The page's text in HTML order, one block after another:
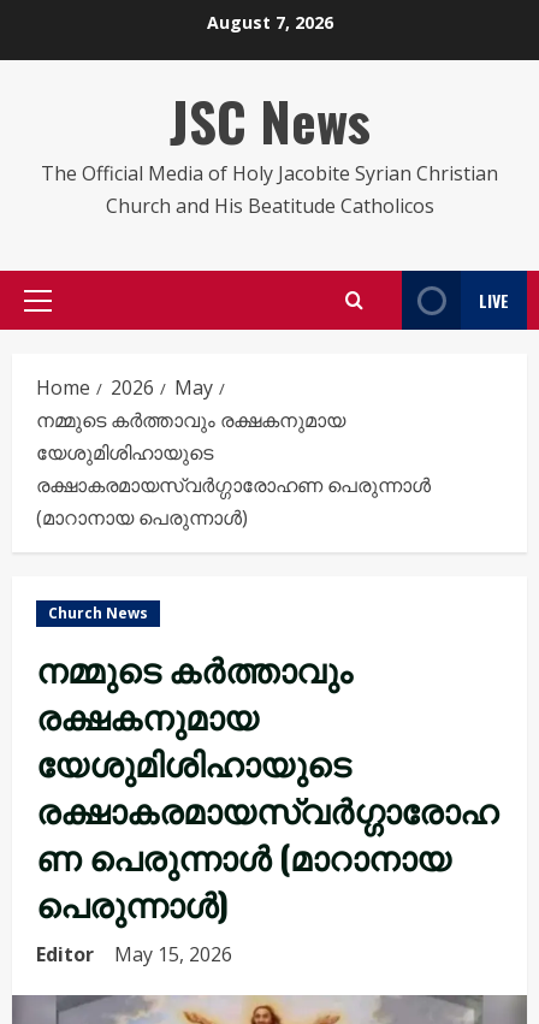
August 7, 2026
JSC News
The Official Media of Holy Jacobite Syrian Christian
Church and His Beatitude Catholicos
Primary
LIVE
Home 2026
May
നമ്മുടെ കർത്താവും രക്ഷകനുമായ
യേശുമിശിഹായുടെ
രക്ഷാകരമായസ്വർഗ്ഗാരോഹണ പെരുന്നാൾ
(മാറാനായ പെരുന്നാൾ)
Church News
നമ്മുടെ കർത്താവും
രക്ഷകനുമായ
യേശുമിശിഹായുടെ
രക്ഷാകരമായസ്വർഗ്ഗാരോഹ
ണ പെരുന്നാൾ (മാറാനായ
പെരുന്നാൾ)
Editor May 15, 2026